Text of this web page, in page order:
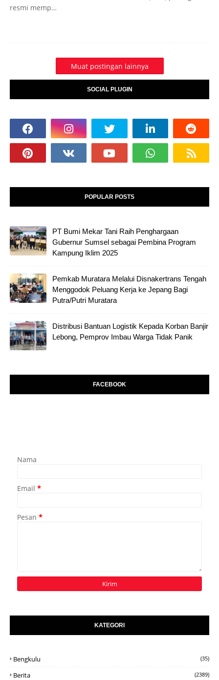
resmi memp…
Muat postingan lainnya
SOCIAL PLUGIN
POPULAR POSTS
PT Bumi Mekar Tani Raih Penghargaan
Gubernur Sumsel sebagai Pembina Program
Kampung Iklim 2025
Pemkab Muratara Melalui Disnakertrans Tengah
Menggodok Peluang Kerja ke Jepang Bagi
Putra/Putri Muratara
Distribusi Bantuan Logistik Kepada Korban Banjir
Lebong, Pemprov Imbau Warga Tidak Panik
FACEBOOK
Nama
Email *
Pesan *
KATEGORI
Bengkulu (35)
Berita (2389)